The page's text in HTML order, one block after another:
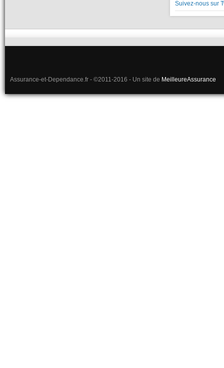
Suivez-nous sur
Assurance-et-Dependance.fr - ©2011-2016 - Un site de MeilleureAssurance